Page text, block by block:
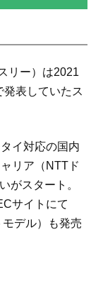
リー）は2021
表していたス
イ対応の国内
リア（NTTド
がスタート。
サイトにて
デル）も発売